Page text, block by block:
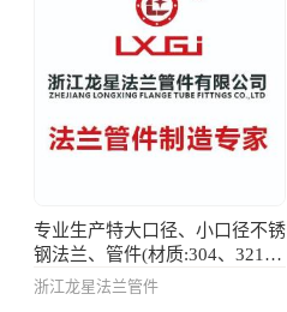
专业生产特大口径、小口径不锈
钢法兰、管件(材质:304、321、
304L、316、316L、2520、
浙江龙星法兰管件